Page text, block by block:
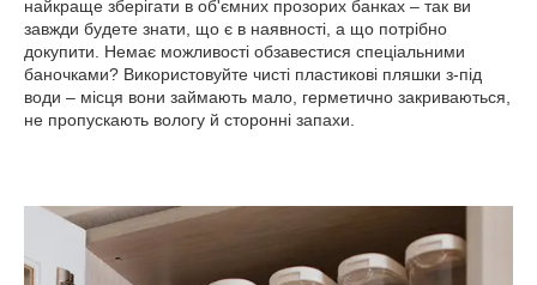
найкраще зберігати в об'ємних прозорих банках – так ви
завжди будете знати, що є в наявності, а що потрібно
докупити. Немає можливості обзавестися спеціальними
баночками? Використовуйте чисті пластикові пляшки з-під
води – місця вони займають мало, герметично закриваються,
не пропускають вологу й сторонні запахи.